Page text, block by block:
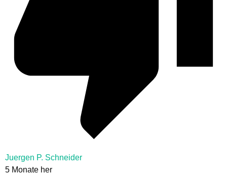
Juergen P. Schneider
5 Monate her